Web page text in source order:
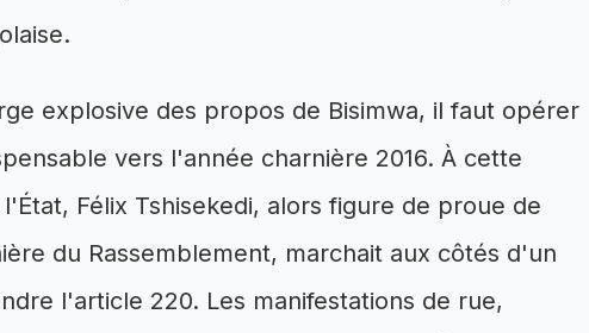
explosive des propos de Bisimwa, il faut opérer
vers l'année charnière 2016. À cette
Félix Tshisekedi, alors figure de proue de
du Rassemblement, marchait aux côtés d'un
l'article 220. Les manifestations de rue,